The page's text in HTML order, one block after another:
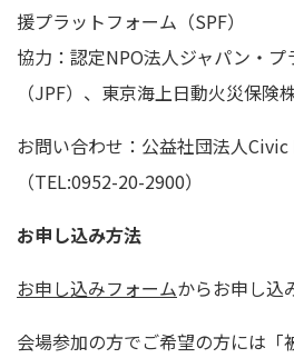
援プラットフォーム（SPF）
協力：認定NPO法人ジャパン・プ
（JPF）、東京海上日動火災保険
お問い合わせ：公益社団法人
（TEL:0952-20-2900）
お申し込み方法
お申し込みフォームからお申し込
会場参加の方でご希望の方には「